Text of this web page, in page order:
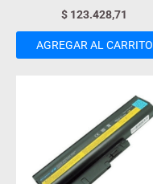
$ 123.428,71
AGREGAR AL CARRITO